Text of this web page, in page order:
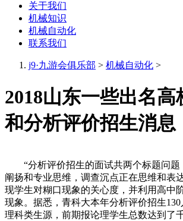
关于我们
机械知识
机械自动化
联系我们
j9·九游会俱乐部 > 机械自动化 >
2018山东一些出名高
和分析评价招生消息
“分析评价招生的面试共两个标题问题
阐扬和专业思维，调查沉点正在思维和表
现学生对糊口现象的关心度，并利用高中
现象。据悉，青科大本年分析评价招生
理科类生源，前期报论理学生总数达到了